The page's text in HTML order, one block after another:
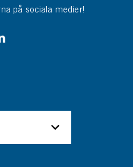
på sociala medier!